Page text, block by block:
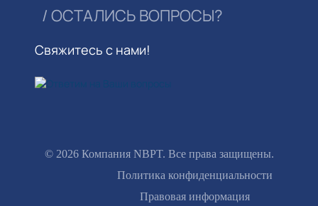
ОСТАЛИСЬ ВОПРОСЫ?
Свяжитесь с нами!
© 2026 Компания NBPT. Все права защищены.
Footer
Политика конфиденциальности
Правовая информация